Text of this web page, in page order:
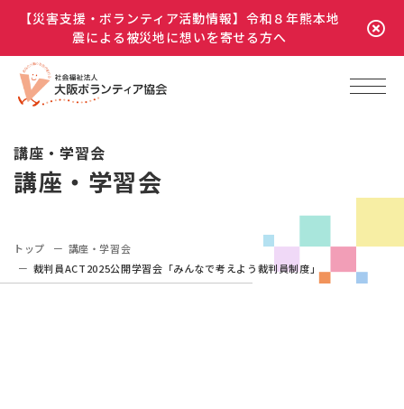
【災害支援・ボランティア活動情報】令和８年熊本地
震による被災地に想いを寄せる方へ
講座・学習会
講座・学習会
トップ
講座・学習会
裁判員ACT2025公開学習会「みんなで考えよう裁判員制度」